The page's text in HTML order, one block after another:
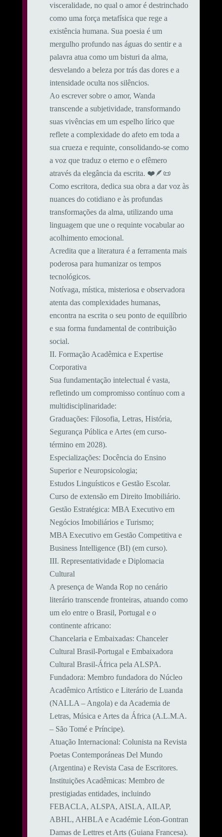
visceralidade, no qual o amor é destrinchado
como uma força metafísica que rege a
existência humana. Sua poesia é um
mergulho profundo nas águas do sentir e a
palavra atua como um bisturi da alma,
desvelando a beleza por trás das dores e a
intensidade oculta nos silêncios.
Ao escrever sobre o amor, Wanda
transcende a subjetividade, transformando
suas vivências em um espelho lírico que
reflete a complexidade do afeto em toda a
sua crueza e requinte, consolidando-se como
a voz que traduz o eterno e o efêmero
através da elegância da escrita. ❤️🪶📜
Como escritora, dedica sua obra a dar voz às
nuances do cotidiano e às profundas
transformações da alma, utilizando uma
linguagem que une o requinte vocabular ao
acolhimento emocional.
​Acredita que a literatura é a ferramenta mais
poderosa para humanizar os tempos
tecnológicos.
Notívaga, mística, misteriosa e observadora
atenta das complexidades humanas,
encontra na escrita o seu ponto de equilíbrio
e sua forma fundamental de contribuição
social.
​II. Formação Acadêmica e Expertise
Corporativa
​Sua fundamentação intelectual é vasta,
refletindo um compromisso contínuo com a
multidisciplinaridade:
​Graduações: Filosofia, Letras, História,
Segurança Pública e Artes (em curso-
término em 2028).
​Especializações: Docência do Ensino
Superior e Neuropsicologia;
Estudos Linguísticos e Gestão Escolar.
Curso de extensão em Direito Imobiliário.
​Gestão Estratégica: MBA Executivo em
Negócios Imobiliários e Turismo;
MBA Executivo em Gestão Competitiva e
Business Intelligence (BI) (em curso).
​III. Representatividade e Diplomacia
Cultural
​A presença de Wanda Rop no cenário
literário transcende fronteiras, atuando como
um elo entre o Brasil, Portugal e o
continente africano:
​Chancelaria e Embaixadas: Chanceler
Cultural Brasil-Portugal e Embaixadora
Cultural Brasil-África pela ALSPA.
​Fundadora: Membro fundadora do Núcleo
Acadêmico Artístico e Literário de Luanda
(NALLA – Angola) e da Academia de
Letras, Música e Artes da África (A.L.M.A.
– São Tomé e Príncipe).
​Atuação Internacional: Colunista na Revista
Poetas Contemporáneas Del Mundo
(Argentina) e Revista Casa de Escritores.
​Instituições Acadêmicas: Membro de
prestigiadas entidades, incluindo
FEBACLA, ALSPA, AISLA, AILAP,
ABHL, AHBLA e Académie Léon-Gontran
Damas de Lettres et Arts (Guiana Francesa).